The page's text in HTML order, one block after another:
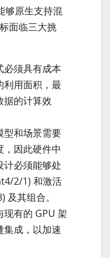
够原生支持混
面临三大挑
必须具有成本
利用面积，最
据的计算效
型和场景需要
因此硬件中
计必须能够处
2/1) 和激活
及其组合。
有的 GPU 架
集成，以加速